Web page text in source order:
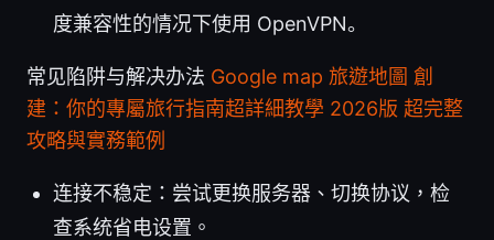
度兼容性的情况下使用 OpenVPN。
常见陷阱与解决办法 Google map 旅遊地圖 創
建：你的專屬旅行指南超詳細教學 2026版 超完整
攻略與實務範例
连接不稳定：尝试更换服务器、切换协议，检
查系统省电设置。